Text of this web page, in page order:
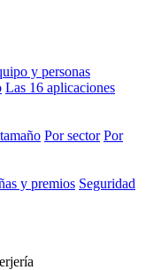
y personas
Las 16 aplicaciones
Por sector Por
y premios Seguridad